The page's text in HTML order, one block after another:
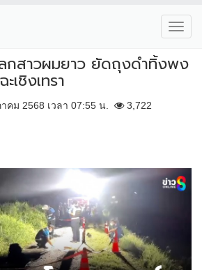
ลกสาวผมยาว ยัดถุงดำทิ้งพง
เชิงเทรา
คม 2568 เวลา 07:55 น. 3,722